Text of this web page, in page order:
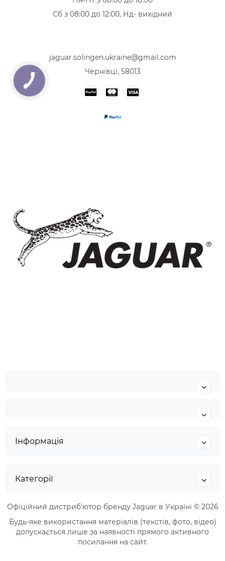
Сб з 08:00 до 12:00, Нд- вихідний
jaguar.solingen.ukraine@gmail.com
Чернівці, 58013
Інформація
Категорії
Офіційний дистриб'ютор бренду Jaguar в Україні © 2026
Будь-яке використання матеріалів (текстів, фото, відео)
допускається лише за наявності прямого активного
посилання на сайт.